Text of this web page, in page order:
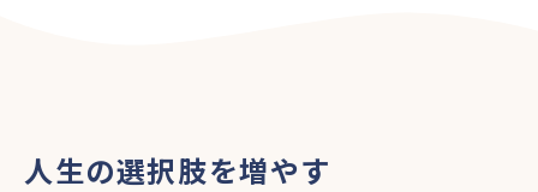
人生の選択肢を増やす